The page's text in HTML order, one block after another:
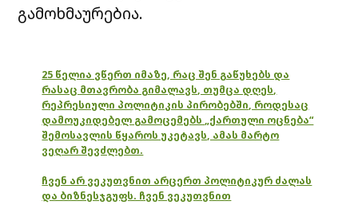
გამოხმაურებია.
25 წელია ვწერთ იმაზე, რაც შენ გაწუხებს და
რასაც მთავრობა გიმალავს, თუმცა დღეს,
რეპრესიული პოლიტიკის პირობებში, როდესაც
დამოუკიდებელ გამოცემებს „ქართული ოცნება“
შემოსავლის წყაროს უკეტავს, ამას მარტო
ვეღარ შევძლებთ.
ჩვენ არ ვეკუთვნით არცერთ პოლიტიკურ ძალას
და ბიზნესჯგუფს. ჩვენ ვეკუთვნით